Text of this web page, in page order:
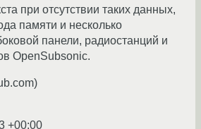
при отсутствии таких данных,
памяти и несколько
панели, радиостанций и
OpenSubsonic.
+00:00